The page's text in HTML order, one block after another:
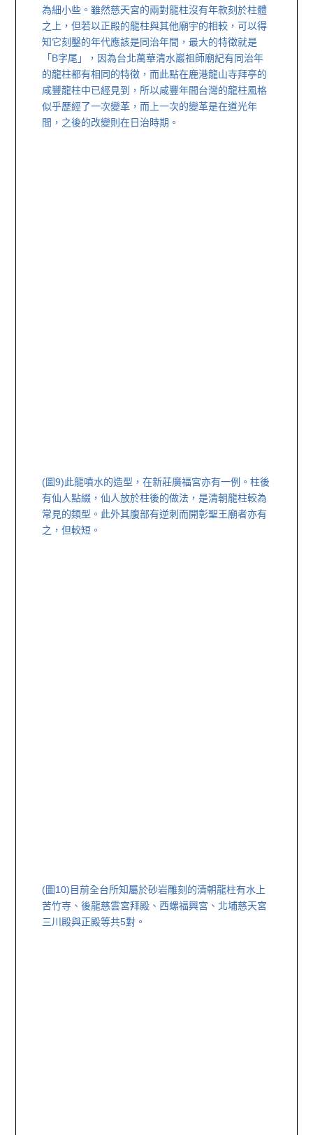
為細小些。雖然慈天宮的兩對龍柱沒有年款刻於柱體
之上，但若以正殿的龍柱與其他廟宇的相較，可以得
知它刻鑿的年代應該是同治年間，最大的特徵就是
「B字尾」，因為台北萬華清水巖祖師廟紀有同治年
的龍柱都有相同的特徵，而此點在鹿港龍山寺拜亭的
咸豐龍柱中已經見到，所以咸豐年間台灣的龍柱風格
似乎歷經了一次變革，而上一次的變革是在道光年
間，之後的改變則在日治時期。
(圖9)此龍噴水的造型，在新莊廣福宮亦有一例。柱後
有仙人點綴，仙人放於柱後的做法，是清朝龍柱較為
常見的類型。此外其腹部有逆刺而開彰聖王廟者亦有
之，但較短。
(圖10) 目前全台所知屬於砂岩雕刻的清朝龍柱有水上
苦竹寺、後龍慈雲宮拜殿、西螺福興宮、北埔慈天宮
三川殿與正殿等共5對。